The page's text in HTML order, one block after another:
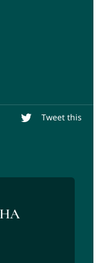
Tweet this